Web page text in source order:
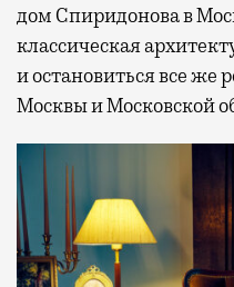
дом Спиридонова в
классическая
и остановиться все же
Москвы и Московской